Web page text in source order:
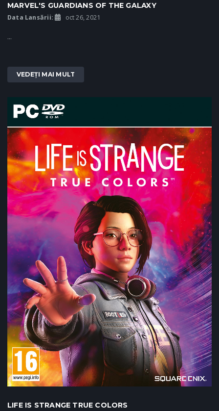
MARVEL'S GUARDIANS OF THE GALAXY
Data Lansării: oct 26, 2021
...
VEDEȚI MAI MULT
LIFE IS STRANGE TRUE COLORS